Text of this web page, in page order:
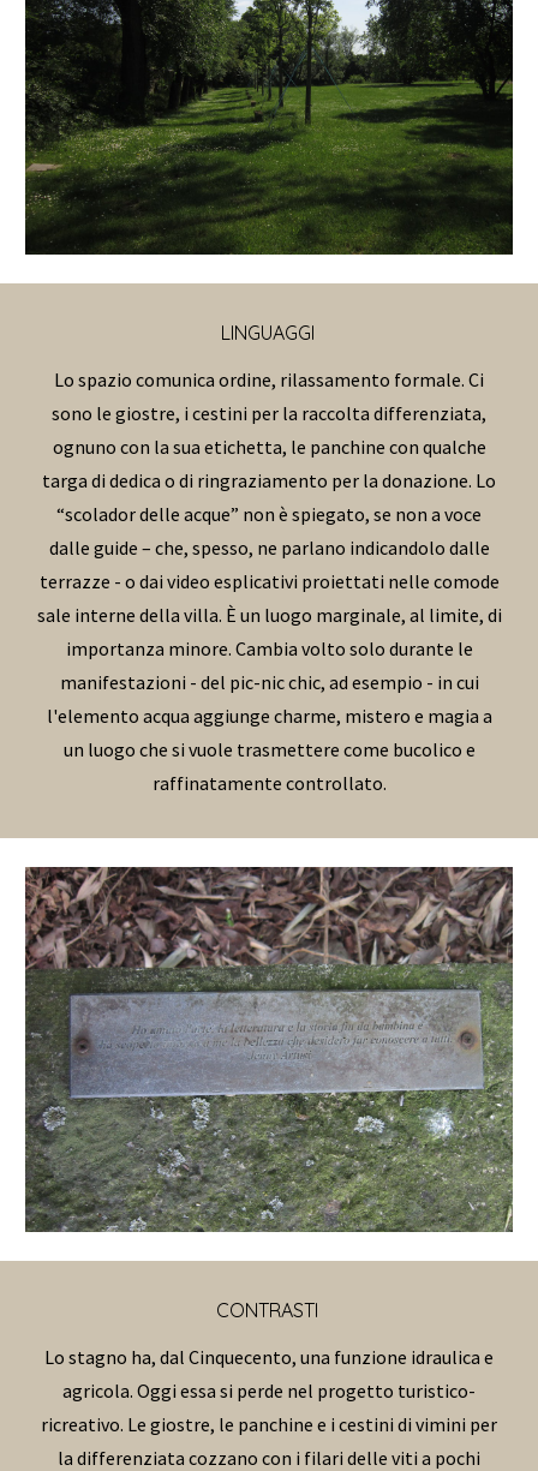
LINGUAGGI
Lo spazio comunica ordine, rilassamento formale. Ci
sono le giostre, i cestini per la raccolta differenziata,
ognuno con la sua etichetta, le panchine con qualche
targa di dedica o di ringraziamento per la donazione. Lo
“scolador delle acque” non è spiegato, se non a voce
dalle guide – che, spesso, ne parlano indicandolo dalle
terrazze - o dai video esplicativi proiettati nelle comode
sale interne della villa. È un luogo marginale, al limite, di
importanza minore. Cambia volto solo durante le
manifestazioni - del pic-nic chic, ad esempio - in cui
l'elemento acqua aggiunge charme, mistero e magia a
un luogo che si vuole trasmettere come bucolico e
raffinatamente controllato.
CONTRASTI
Lo stagno ha, dal Cinquecento, una funzione idraulica e
agricola. Oggi essa si perde nel progetto turistico-
ricreativo. Le giostre, le panchine e i cestini di vimini per
la differenziata cozzano con i filari delle viti a pochi